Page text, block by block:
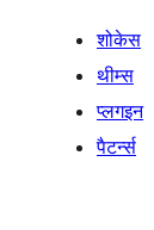
शोकेस
थीम्स
प्लगइन
पैटर्न्स